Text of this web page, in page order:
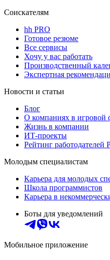
Соискателям
hh PRO
Готовое резюме
Все сервисы
Хочу у вас работать
Производственный
Экспертная
Новости и статьи
Блог
О компаниях в игровой
Жизнь в компании
ИТ-проекты
Рейтинг работодателей
Молодым специалистам
Карьера для молодых
Школа программистов
Карьера в
Боты для уведомлений
Мобильное приложение